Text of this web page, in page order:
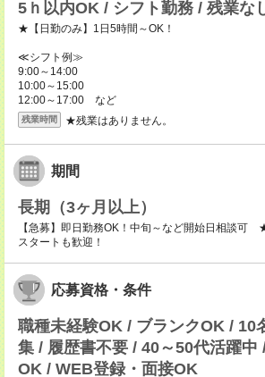
5ｈ以内OK / シフト勤務 / 残業な
★【日勤のみ】1日5時間～OK！
≪シフト例≫
9:00～14:00
10:00～15:00
12:00～17:00 など
残業時間 ★残業はありません。
期間
長期（3ヶ月以上）
【急募】即日勤務OK！中旬～など開始日相談可
スタートも歓迎！
応募資格・条件
職種未経験OK / ブランクOK / 10
集 / 履歴書不要 / 40～50代活躍中
OK / WEB登録・面接OK